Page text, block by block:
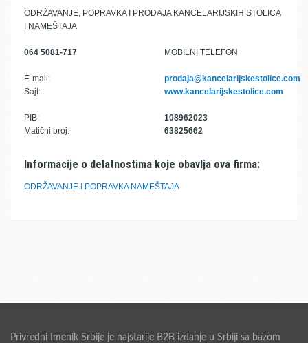
ODRŽAVANJE, POPRAVKA I PRODAJA KANCELARIJSKIH STOLICA
I NAMEŠTAJA
064 5081-717 MOBILNI TELEFON
E-mail:
prodaja@kancelarijskestolice.com
Sajt:
www.kancelarijskestolice.com
PIB:
108962023
Matični broj:
63825662
Informacije o delatnostima koje obavlja ova firma:
ODRŽAVANJE I POPRAVKA NAMEŠTAJA
Privredni Imenik Srbije je najstarije B2B izdanje u Srbiji sa bazom